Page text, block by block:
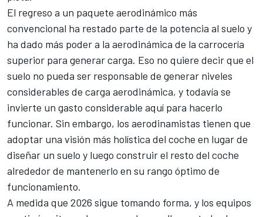
El regreso a un paquete aerodinámico más
convencional ha restado parte de la potencia al suelo y
ha dado más poder a la aerodinámica de la carrocería
superior para generar carga. Eso no quiere decir que el
suelo no pueda ser responsable de generar niveles
considerables de carga aerodinámica, y todavía se
invierte un gasto considerable aquí para hacerlo
funcionar. Sin embargo, los aerodinamistas tienen que
adoptar una visión más holística del coche en lugar de
diseñar un suelo y luego construir el resto del coche
alrededor de mantenerlo en su rango óptimo de
funcionamiento.
A medida que 2026 sigue tomando forma, y los equipos